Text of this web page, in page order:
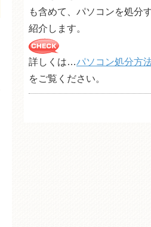
も含めて、パソコンを処分
紹介します。
詳しくは…パソコン処分方
をご覧ください。